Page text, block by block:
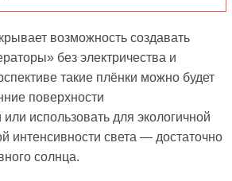
возможность создавать
без электричества и
такие плёнки можно будет
поверхности
или использовать для экологичной
интенсивности света — достаточно
солнца.